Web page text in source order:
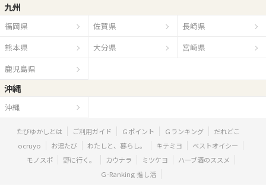
九州
福岡県 佐賀県
長崎県
熊本県
大分県
宮崎県
鹿児島県
沖縄
沖縄
たびゆかしとは ご利用ガイド Ｇポイント Ｇランキング
だれどこ
ocruyo
お湯たび わたしと、暮らし。 キテミヨ
ベストオイシー
モノスポ
野に行く。 カウナラ ミツケヨ
ハーブ酒のススメ
Ｇ-Ranking 推し活